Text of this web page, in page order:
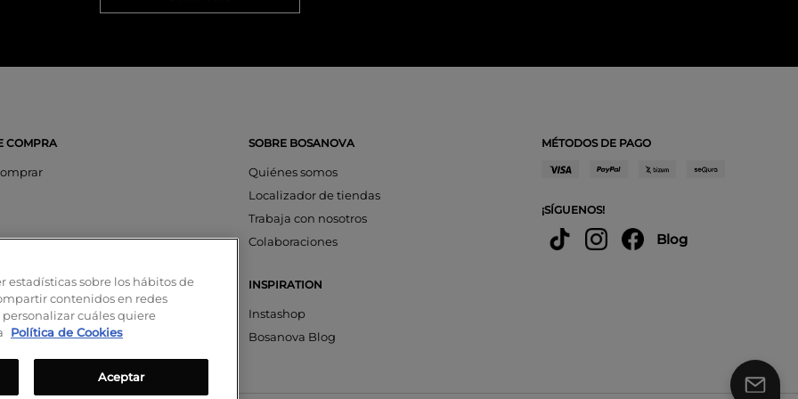
COMPRA
SeQura
SOBRE BOSANOVA
Quiénes somos
Localizador de tiendas
Trabaja con nosotros
Colaboraciones
INSPIRATION
Instashop
Bosanova Blog
MÉTODOS DE PAGO
¡SÍGUENOS!
Blog
estadísticas sobre los hábitos de
contenidos en redes
personalizar cuáles quiere
Política de Cookies
Aceptar